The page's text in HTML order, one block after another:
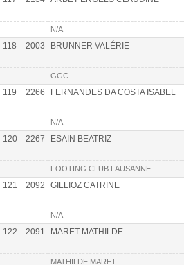
N/A
118 2003 BRUNNER VALÉRIE
GGC
119 2266 FERNANDES DA COSTA ISABEL
N/A
120 2267 ESAIN BEATRIZ
FOOTING CLUB LAUSANNE
121 2092 GILLIOZ CATRINE
N/A
122 2091 MARET MATHILDE
MATHILDE MARET